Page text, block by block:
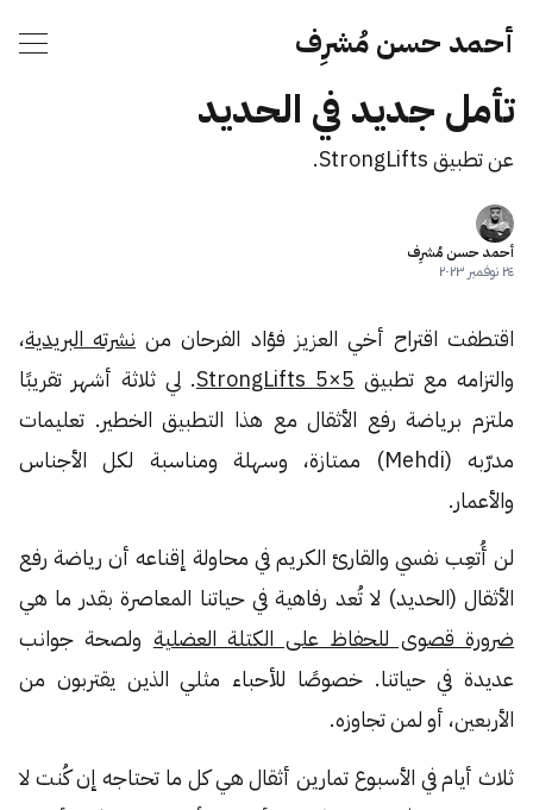
أحمد حسن مُشرِف
تأمل جديد في الحديد
عن تطبيق StrongLifts.
أحمد حسن مُشرِف
٢٤ نوفمبر ٢٠٢٣
اقتطفت اقتراح أخي العزيز فؤاد الفرحان من نشرته البريدية،
والتزامه مع تطبيق StrongLifts 5×5. لي ثلاثة أشهر تقريبًا
ملتزم برياضة رفع الأثقال مع هذا التطبيق الخطير. تعليمات
مدرّبه (Mehdi) ممتازة، وسهلة ومناسبة لكل الأجناس
والأعمار.
لن أُتعِب نفسي والقارئ الكريم في محاولة إقناعه أن رياضة رفع
الأثقال (الحديد) لا تُعد رفاهية في حياتنا المعاصرة بقدر ما هي
ضرورة قصوى للحفاظ على الكتلة العضلية ولصحة جوانب
عديدة في حياتنا. خصوصًا للأحباء مثلي الذين يقتربون من
الأربعين، أو لمن تجاوزه.
ثلاث أيام في الأسبوع تمارين أثقال هي كل ما تحتاجه إن كُنت لا